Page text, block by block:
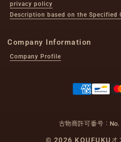
privacy policy
Description based on the Specified
Company Information
Company Profile
古物商許可番号：No.
© 2026 KOUFUKUオ